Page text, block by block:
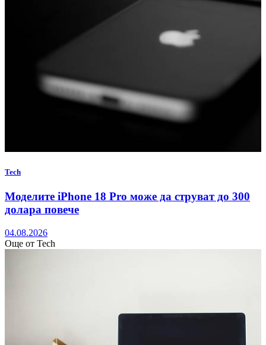
Tech
Моделите iPhone 18 Pro може да струват до 300
долара повече
04.08.2026
Още от Tech